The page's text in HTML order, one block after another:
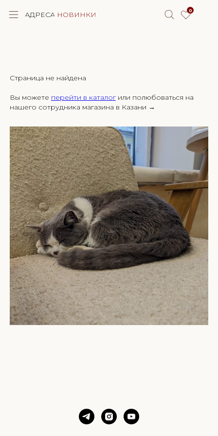
0
КАТАЛОГ
АДРЕСА НОВИНКИ
Страница не найдена
Вы можете перейти в каталогили полюбоваться на
нашего сотрудника магазина в Казани →